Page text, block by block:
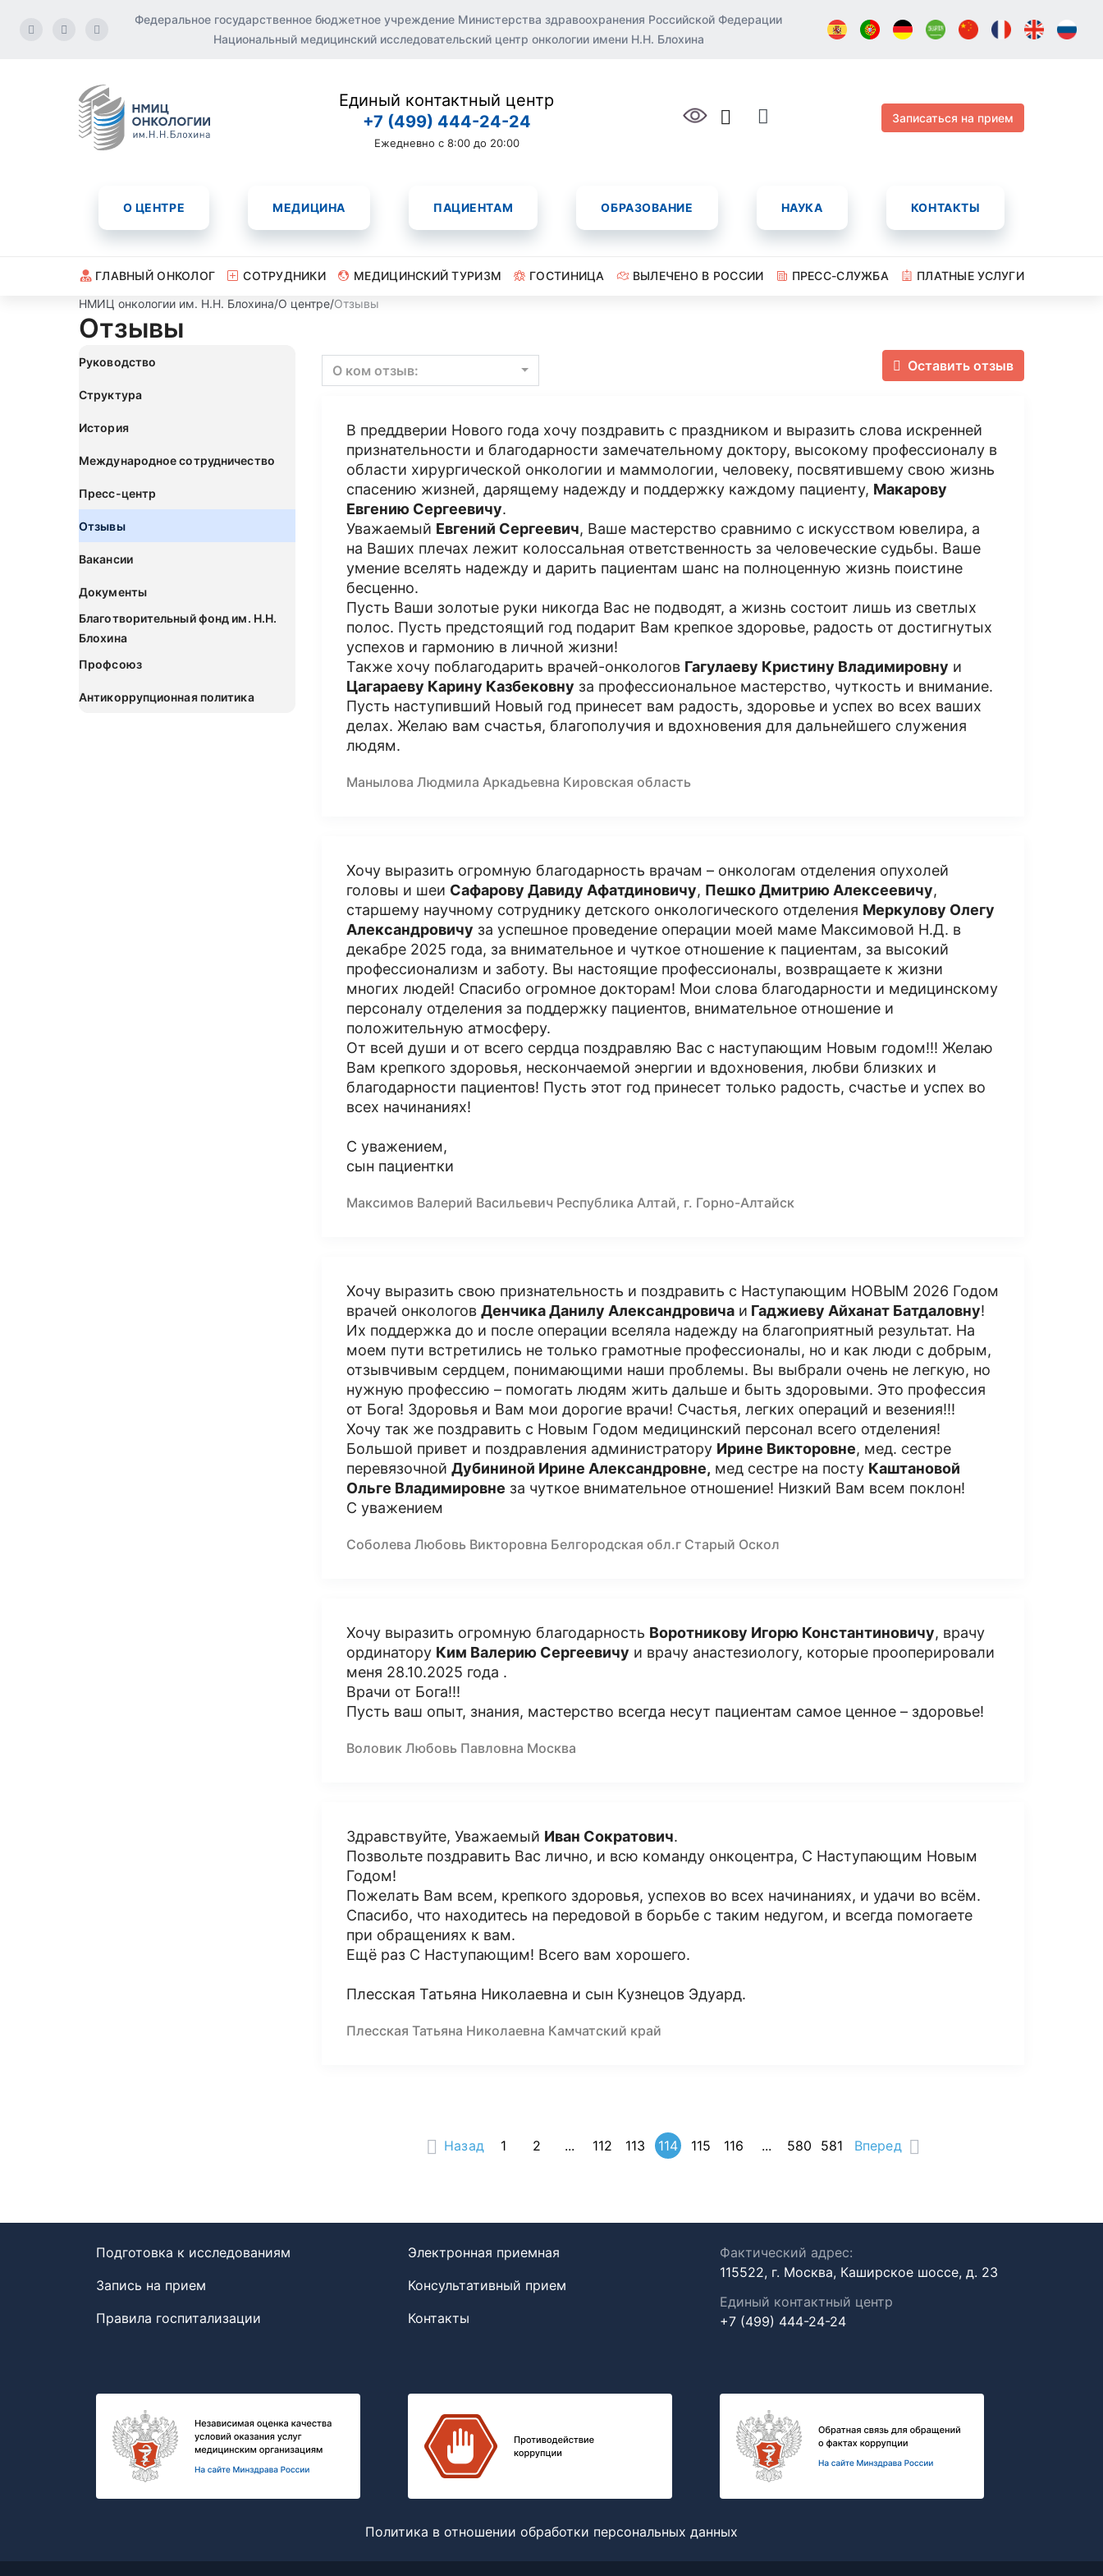
Федеральное государственное бюджетное учреждение Министерства здравоохранения Российской Федерации
Национальный медицинский исследовательский центр онкологии имени Н.Н. Блохина
Единый контактный центр
+7 (499) 444-24-24
Ежедневно с 8:00 до 20:00
Записаться на прием
О ЦЕНТРЕ МЕДИЦИНА ПАЦИЕНТАМ ОБРАЗОВАНИЕ НАУКА КОНТАКТЫ
ГЛАВНЫЙ ОНКОЛОГ СОТРУДНИКИ МЕДИЦИНСКИЙ ТУРИЗМ ГОСТИНИЦА ВЫЛЕЧЕНО В РОССИИ ПРЕСС-СЛУЖБА
ПЛАТНЫЕ УСЛУГИ
НМИЦ онкологии им. Н.Н. Блохина/О центре/Отзывы
Отзывы
Руководство
Структура
История
Международное сотрудничество
Пресс-центр
Отзывы
Вакансии
Документы
Благотворительный фонд им. Н.Н.
Блохина
Профсоюз
Антикоррупционная политика
Оставить отзыв
О ком отзыв:
В преддверии Нового года хочу поздравить с праздником и выразить слова искренней
признательности и благодарности замечательному доктору, высокому профессионалу в
области хирургической онкологии и маммологии, человеку, посвятившему свою жизнь
спасению жизней, дарящему надежду и поддержку каждому пациенту, Макарову
Евгению Сергеевичу.
Уважаемый Евгений Сергеевич, Ваше мастерство сравнимо с искусством ювелира, а
на Ваших плечах лежит колоссальная ответственность за человеческие судьбы. Ваше
умение вселять надежду и дарить пациентам шанс на полноценную жизнь поистине
бесценно.
Пусть Ваши золотые руки никогда Вас не подводят, а жизнь состоит лишь из светлых
полос. Пусть предстоящий год подарит Вам крепкое здоровье, радость от достигнутых
успехов и гармонию в личной жизни!
Также хочу поблагодарить врачей-онкологов Гагулаеву Кристину Владимировну и
Цагараеву Карину Казбековну за профессиональное мастерство, чуткость и внимание.
Пусть наступивший Новый год принесет вам радость, здоровье и успех во всех ваших
делах. Желаю вам счастья, благополучия и вдохновения для дальнейшего служения
людям.
Манылова Людмила Аркадьевна Кировская область
Хочу выразить огромную благодарность врачам – онкологам отделения опухолей
головы и шеи Сафарову Давиду Афатдиновичу, Пешко Дмитрию Алексеевичу,
старшему научному сотруднику детского онкологического отделения Меркулову Олегу
Александровичу за успешное проведение операции моей маме Максимовой Н.Д. в
декабре 2025 года, за внимательное и чуткое отношение к пациентам, за высокий
профессионализм и заботу. Вы настоящие профессионалы, возвращаете к жизни
многих людей! Спасибо огромное докторам! Мои слова благодарности и медицинскому
персоналу отделения за поддержку пациентов, внимательное отношение и
положительную атмосферу.
От всей души и от всего сердца поздравляю Вас с наступающим Новым годом!!! Желаю
Вам крепкого здоровья, нескончаемой энергии и вдохновения, любви близких и
благодарности пациентов! Пусть этот год принесет только радость, счастье и успех во
всех начинаниях!
С уважением,
сын пациентки
Максимов Валерий Васильевич Республика Алтай, г. Горно-Алтайск
Хочу выразить свою признательность и поздравить с Наступающим НОВЫМ 2026 Годом
врачей онкологов Денчика Данилу Александровичаи Гаджиеву Айханат Батдаловну!
Их поддержка до и после операции вселяла надежду на благоприятный результат. На
моем пути встретились не только грамотные профессионалы, но и как люди с добрым,
отзывчивым сердцем, понимающими наши проблемы. Вы выбрали очень не легкую, но
нужную профессию – помогать людям жить дальше и быть здоровыми. Это профессия
от Бога! Здоровья и Вам мои дорогие врачи! Счастья, легких операций и везения!!!
Хочу так же поздравить с Новым Годом медицинский персонал всего отделения!
Большой привет и поздравления администратору Ирине Викторовне, мед. сестре
перевязочной Дубининой Ирине Александровне, мед сестре на посту Каштановой
Ольге Владимировне за чуткое внимательное отношение! Низкий Вам всем поклон!
С уважением
Соболева Любовь Викторовна Белгородская обл.г Старый Оскол
Хочу выразить огромную благодарность Воротникову Игорю Константиновичу, врачу
ординатору Ким Валерию Сергеевичу и врачу анастезиологу, которые прооперировали
меня 28.10.2025 года .
Врачи от Бога!!!
Пусть ваш опыт, знания, мастерство всегда несут пациентам самое ценное – здоровье!
Воловик Любовь Павловна Москва
Здравствуйте, Уважаемый Иван Сократович.
Позвольте поздравить Вас лично, и всю команду онкоцентра, С Наступающим Новым
Годом!
Пожелать Вам всем, крепкого здоровья, успехов во всех начинаниях, и удачи во всём.
Спасибо, что находитесь на передовой в борьбе с таким недугом, и всегда помогаете
при обращениях к вам.
Ещё раз С Наступающим! Всего вам хорошего.
Плесская Татьяна Николаевна и сын Кузнецов Эдуард.
Плесская Татьяна Николаевна Камчатский край
Назад 1 2 ... 112 113 114 115 116 ... 580 581 Вперед
Подготовка к исследованиям
Запись на прием
Правила госпитализации
Электронная приемная
Консультативный прием
Контакты
Фактический адрес:
115522, г. Москва, Каширское шоссе, д. 23
Единый контактный центр
+7 (499) 444-24-24
Политика в отношении обработки персональных данных